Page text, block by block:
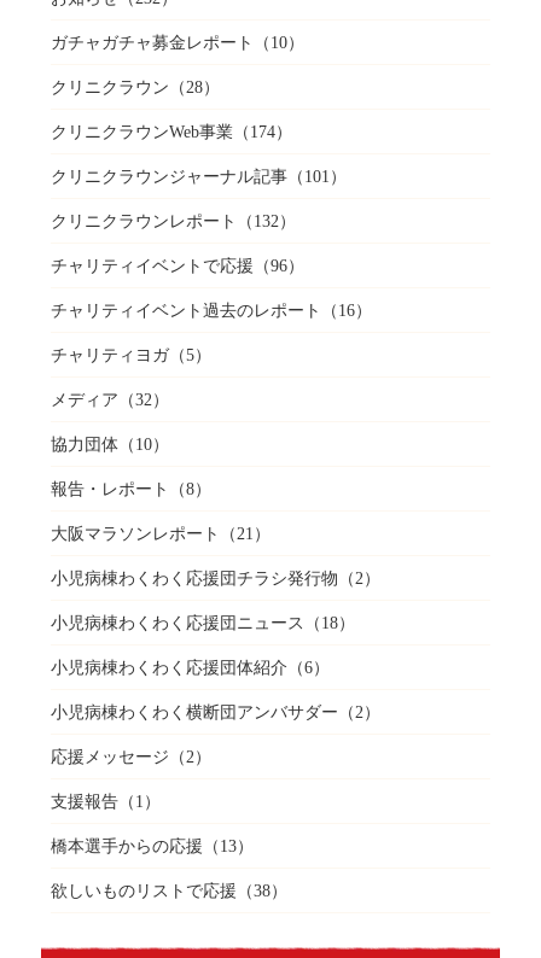
ガチャガチャ募金レポート （10）
クリニクラウン （28）
クリニクラウンWeb事業（174）
クリニクラウンジャーナル記事（101）
クリニクラウンレポート （132）
チャリティイベントで応援 （96）
チャリティイベント過去のレポート （16）
チャリティヨガ（5）
メディア （32）
協力団体（10）
報告・レポート （8）
大阪マラソンレポート （21）
小児病棟わくわく応援団チラシ発行物 （2）
小児病棟わくわく応援団ニュース （18）
小児病棟わくわく応援団体紹介 （6）
小児病棟わくわく横断団アンバサダー （2）
応援メッセージ （2）
支援報告（1）
橋本選手からの応援 （13）
欲しいものリストで応援 （38）